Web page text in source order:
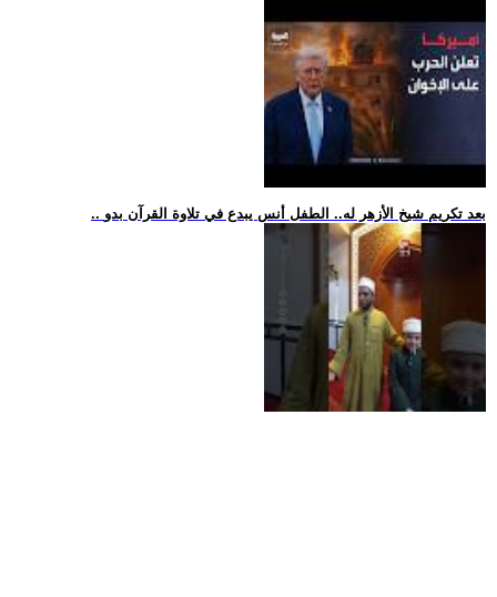
.. بعد تكريم شيخ الأزهر له.. الطفل أنس يبدع في تلاوة القرآن بدو